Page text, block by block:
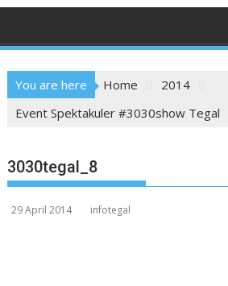
You are here Home
2014
Event Spektakuler #3030show Tegal
3030tegal_8
29 April 2014 infotegal